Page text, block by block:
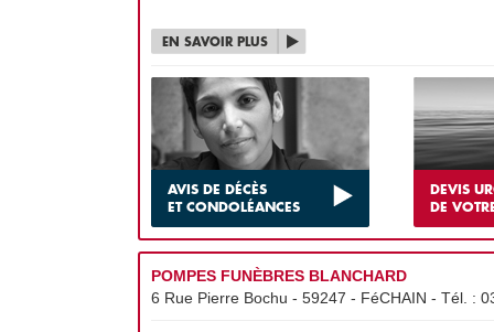
EN SAVOIR PLUS
AVIS DE DÉCÈS
ET CONDOLÉANCES
DEVIS
DE
POMPES FUNÈBRES BLANCHARD
6 Rue Pierre Bochu - 59247 - FéCHAIN - Tél. :